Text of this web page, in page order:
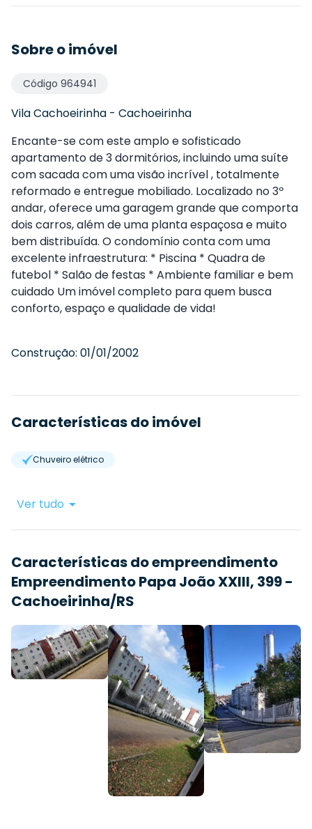
Sobre o imóvel
Código 964941
Vila Cachoeirinha - Cachoeirinha
Encante-se com este amplo e sofisticado
apartamento de 3 dormitórios, incluindo uma suíte
com sacada com uma visão incrível , totalmente
reformado e entregue mobiliado. Localizado no 3º
andar, oferece uma garagem grande que comporta
dois carros, além de uma planta espaçosa e muito
bem distribuída. O condomínio conta com uma
excelente infraestrutura: * Piscina * Quadra de
futebol * Salão de festas * Ambiente familiar e bem
cuidado Um imóvel completo para quem busca
conforto, espaço e qualidade de vida!
Construção: 01/01/2002
Características do imóvel
Chuveiro elétrico
Ver tudo
Características do empreendimento
Empreendimento Papa João XXIII, 399 -
Cachoeirinha/RS